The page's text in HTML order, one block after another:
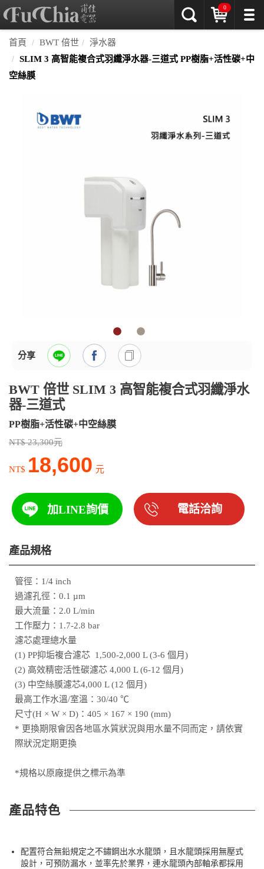
0
首頁 BWT 倍世
淨水器
SLIM 3 高智能複合式羽纖淨水器-三道式 PP樹脂+活性碳+中
空絲膜
分享
BWT 倍世 SLIM 3 高智能複合式羽纖淨水
器-三道式
PP樹脂+活性碳+中空絲膜
NT$ 23,300元
NT$ 18,600 元
加LINE詢價 電話洽詢
產品規格
管徑：1/4 inch
過濾孔徑：0.1 µm
最大流量：2.0 L/min
工作壓力：1.7-2.8 bar
濾芯處理總水量
(1) PP抑垢複合濾芯 1,500-2,000 L (3-6 個月)
(2) 高效精密活性碳濾芯 4,000 L (6-12 個月)
(3) 中空絲膜濾芯4,000 L (12 個月)
最高工作水溫/室溫：30/40 ℃
尺寸(H × W × D)：405 × 167 × 190 (mm)
* 更換期限會因各地區水質狀況與用水量不同而定，請依實
際狀況定期更換
*規格以原廠提供之標示為準
產品特色
配置符合無鉛規定之不鏽鋼出水水龍頭，且水龍頭採用無壓式
設計，可預防漏水，並率先於業界，連水龍頭內部軸承都採用